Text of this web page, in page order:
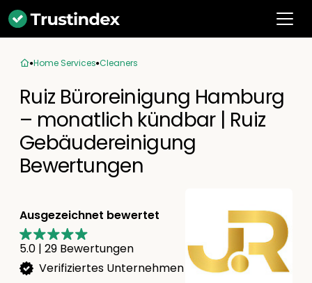
Home Services Cleaners
Ruiz Büroreinigung Hamburg
– monatlich kündbar | Ruiz
Gebäudereinigung
Bewertungen
Ausgezeichnet bewertet
5.0 | 29 Bewertungen
Verifiziertes Unternehmen